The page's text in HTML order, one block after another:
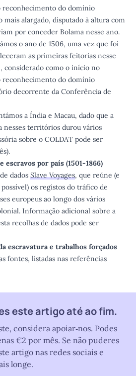
reconhecimento do domínio
alargado, disputado à altura com
por conceder Bolama nesse ano.
o ano de 1506, uma vez que foi
as primeiras feitorias nesse
considerado como o início no
reconhecimento do domínio
decorrente da Conferência de
a Índia e Macau, dado que a
nesses territórios durou vários
sobre o COLDAT pode ser
por país (1501-1866)
dados Slave Voyages, que reúne (e
os registos do tráfico de
europeus ao longo dos vários
Informação adicional sobre a
recolhas de dados pode ser
escravatura e trabalhos forçados
fontes, listadas nas referências
este artigo até ao fim.
considera apoiar‑nos. Podes
€2 por mês. Se não puderes
artigo nas redes sociais e
longe.